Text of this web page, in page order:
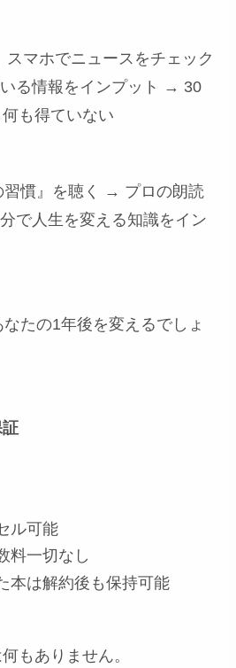
マホでニュースをチェック
る情報をインプット → 30
も得ていない
習慣』を聴く → プロの朗読
で人生を変える知識をイン
たの1年後を変えるでしょ
ル可能
料一切なし
本は解約後も保持可能
もありません。